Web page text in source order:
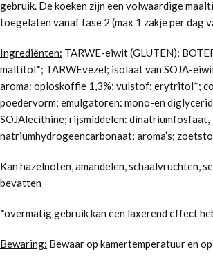
gebruik. De koeken zijn een volwaardige
toegelaten vanaf fase 2 (max 1 zakje per dag
Ingrediënten: TARWE-eiwit (GLUTEN);
maltitol*; TARWEvezel; isolaat van SOJA-
aroma: oploskoffie 1,3%; vulstof: erytritol*;
poedervorm; emulgatoren: mono-en
SOJAlecithine; rijsmiddelen: dinatriumfosfaat,
natriumhydrogeencarbonaat; aroma’s;
Kan hazelnoten, amandelen, schaalvruchten,
bevatten
*overmatig gebruik kan een laxerend effect
Bewaring: Bewaar op kamertemperatuur en